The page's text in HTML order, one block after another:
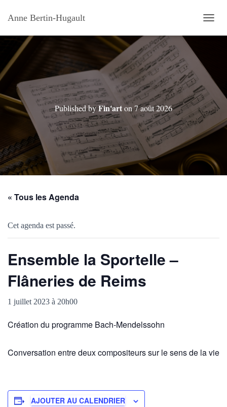
Anne Bertin-Hugault
Published byFin'arton7 août 2026
« Tous les Agenda
Cet agenda est passé.
Ensemble la Sportelle –
Flâneries de Reims
1 juillet 2023 à 20h00
Création du programme Bach-Mendelssohn
Conversation entre deux compositeurs sur le sens de la vie
AJOUTER AU CALENDRIER